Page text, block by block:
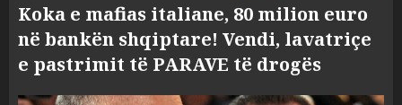
Koka e mafias italiane, 80 milion euro
në bankën shqiptare! Vendi, lavatriçe
e pastrimit të PARAVE të drogës